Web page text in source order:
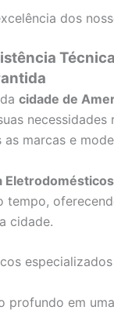
dos
cidade de
marcas e
tempo,
cidade.
profundo em